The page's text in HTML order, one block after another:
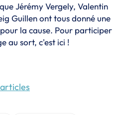
Jérémy Vergely, Valentin
Guillen ont tous donné une
la cause. Pour participer
au sort, c'est ici !